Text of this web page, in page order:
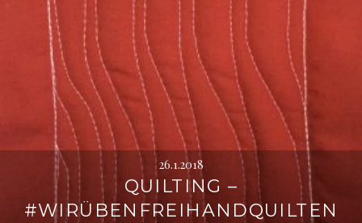
26.1.2018
QUILTING –
#WIRÜBENFREIHANDQUILTEN